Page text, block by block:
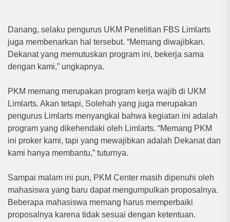
Danang, selaku pengurus UKM Penelitian FBS Limlarts
juga membenarkan hal tersebut. “Memang diwajibkan.
Dekanat yang memutuskan program ini, bekerja sama
dengan kami,” ungkapnya.
PKM memang merupakan program kerja wajib di UKM
Limlarts. Akan tetapi, Solehah yang juga merupakan
pengurus Limlarts menyangkal bahwa kegiatan ini adalah
program yang dikehendaki oleh Limlarts. “Memang PKM
ini proker kami, tapi yang mewajibkan adalah Dekanat dan
kami hanya membantu,” tuturnya.
Sampai malam ini pun, PKM Center masih dipenuhi oleh
mahasiswa yang baru dapat mengumpulkan proposalnya.
Beberapa mahasiswa memang harus memperbaiki
proposalnya karena tidak sesuai dengan ketentuan.